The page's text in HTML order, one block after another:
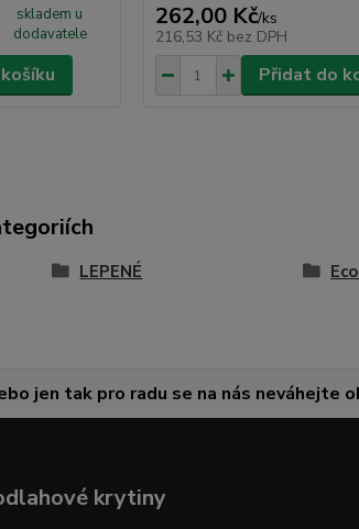
skladem u
dodavatele
262,00 Kč/ks
216,53 Kč bez DPH
Přidat do
LEPENÉ
jen tak pro radu se na nás neváhejte
krytiny